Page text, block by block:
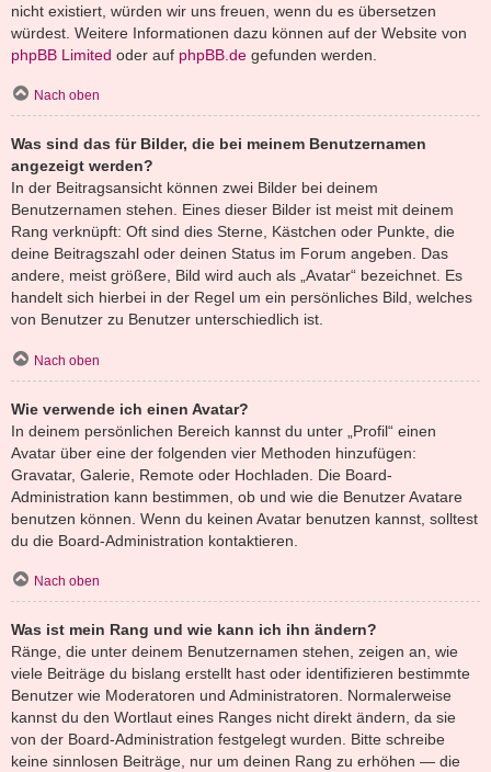
nicht existiert, würden wir uns freuen, wenn du es übersetzen
würdest. Weitere Informationen dazu können auf der Website von
phpBB Limited oder auf phpBB.de gefunden werden.
Nach oben
Was sind das für Bilder, die bei meinem Benutzernamen
angezeigt werden?
In der Beitragsansicht können zwei Bilder bei deinem
Benutzernamen stehen. Eines dieser Bilder ist meist mit deinem
Rang verknüpft: Oft sind dies Sterne, Kästchen oder Punkte, die
deine Beitragszahl oder deinen Status im Forum angeben. Das
andere, meist größere, Bild wird auch als „Avatar“ bezeichnet. Es
handelt sich hierbei in der Regel um ein persönliches Bild, welches
von Benutzer zu Benutzer unterschiedlich ist.
Nach oben
Wie verwende ich einen Avatar?
In deinem persönlichen Bereich kannst du unter „Profil“ einen
Avatar über eine der folgenden vier Methoden hinzufügen:
Gravatar, Galerie, Remote oder Hochladen. Die Board-
Administration kann bestimmen, ob und wie die Benutzer Avatare
benutzen können. Wenn du keinen Avatar benutzen kannst, solltest
du die Board-Administration kontaktieren.
Nach oben
Was ist mein Rang und wie kann ich ihn ändern?
Ränge, die unter deinem Benutzernamen stehen, zeigen an, wie
viele Beiträge du bislang erstellt hast oder identifizieren bestimmte
Benutzer wie Moderatoren und Administratoren. Normalerweise
kannst du den Wortlaut eines Ranges nicht direkt ändern, da sie
von der Board-Administration festgelegt wurden. Bitte schreibe
keine sinnlosen Beiträge, nur um deinen Rang zu erhöhen — die